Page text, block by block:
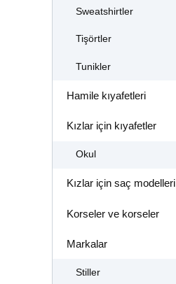
Sweatshirtler
Tişörtler
Tunikler
Hamile kıyafetleri
Kızlar için kıyafetler
Okul
Kızlar için saç modelleri
Korseler ve korseler
Markalar
Stiller